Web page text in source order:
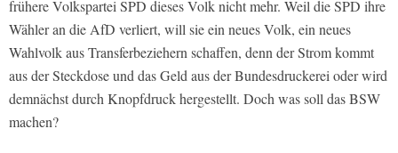
frühere Volkspartei SPD dieses Volk nicht mehr. Weil die SPD ihre
Wähler an die AfD verliert, will sie ein neues Volk, ein neues
Wahlvolk aus Transferbeziehern schaffen, denn der Strom kommt
aus der Steckdose und das Geld aus der Bundesdruckerei oder wird
demnächst durch Knopfdruck hergestellt. Doch was soll das BSW
machen?